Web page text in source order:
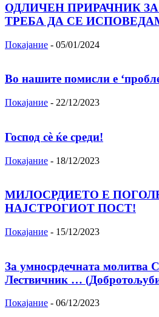
ОДЛИЧЕН ПРИРАЧНИК
ТРЕБА ДА СЕ
Покајание - 05/01/2024
Во нашите помисли е
Покајание - 22/12/2023
Господ сѐ ќе среди!
Покајание - 18/12/2023
МИЛОСРДИЕТО Е
НАЈСТРОГИОТ ПОСТ!
Покајание - 15/12/2023
За умносрдечната молитва
Лествичник …
Покајание - 06/12/2023